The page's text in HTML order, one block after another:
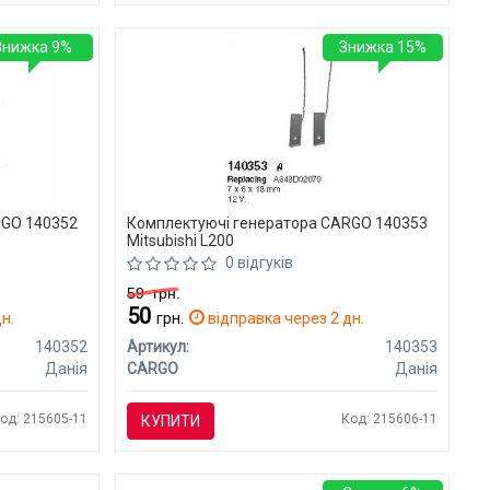
140352
140352
Данія
215605-11
9%
Комплектуючі генератора CARGO 140353
Mitsubishi L200
0 відгуків
59грн.
50грн.
відправка через 2 дн.
Артикул:
140353
CARGO
Данія
КУПИТИ Код: 215606-11
Знижка 15%